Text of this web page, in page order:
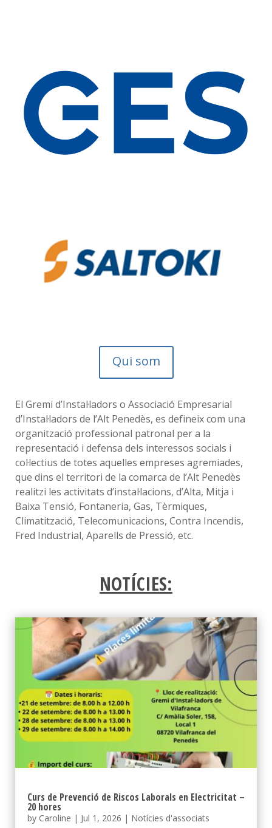
Qui som
El Gremi d’Instal·ladors o Associació Empresarial
d’Instal·ladors de l’Alt Penedès, es defineix com una
organització professional patronal per a la
representació i defensa dels interessos socials i
col·lectius de totes aquelles empreses agremiades,
que dins el territori de la comarca de l’Alt Penedès
realitzi les activitats d’instal·lacions, d’Alta, Mitja i
Baixa Tensió, Fontaneria, Gas, Tèrmiques,
Climatització, Telecomunicacions, Contra Incendis,
Fred Industrial, Aparells de Pressió, etc.
NOTÍCIES:
Curs de Prevenció de Riscos Laborals en Electricitat –
20 hores
by Caroline | Jul 1, 2026 | Notícies d'associats